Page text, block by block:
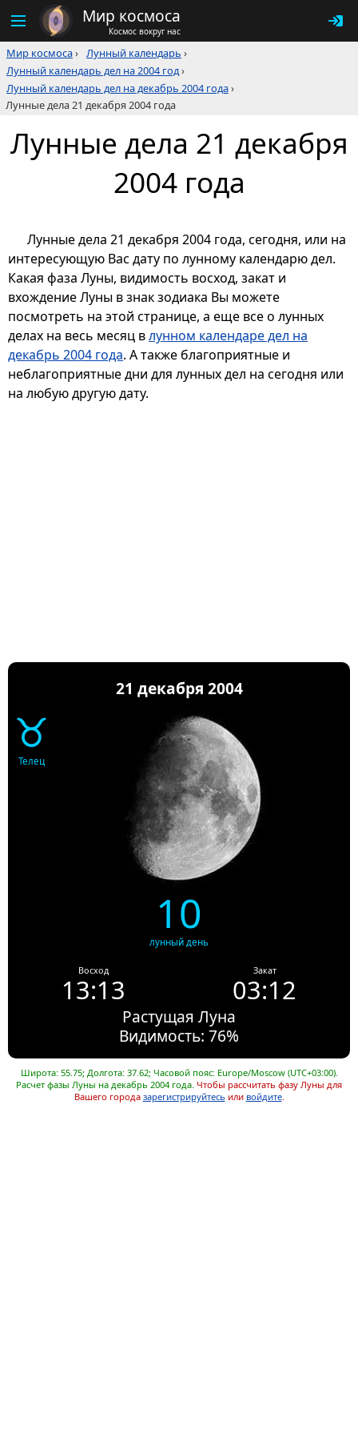
Мир космоса
Космос вокруг нас
Мир космоса› Лунный календарь ›
Лунный календарь дел на 2004 год›
Лунный календарь дел на декабрь 2004 года›
Лунные дела 21 декабря 2004 года
Лунные дела 21 декабря
2004 года
Лунные дела 21 декабря 2004 года, сегодня, или на
интересующую Вас дату по лунному календарю дел.
Какая фаза Луны, видимость восход, закат и
вхождение Луны в знак зодиака Вы можете
посмотреть на этой странице, а еще все о лунных
делах на весь месяц влунном календаре дел на
декабрь 2004 года. А также благоприятные и
неблагоприятные дни для лунных дел на сегодня или
на любую другую дату.
21 декабря 2004
♉
Телец
10
лунный день
Восход
13:13
Закат
03:12
Растущая Луна
Видимость: 76%
Широта: 55.75; Долгота: 37.62; Часовой пояс: Europe/Moscow (UTC+03:00).
Расчет фазы Луны на декабрь 2004 года. Чтобы рассчитать фазу Луны для
Вашего города зарегистрируйтесь или войдите.